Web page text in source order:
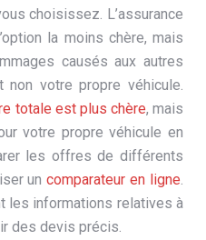
choisissez. L’assurance
la moins chère, mais
causés aux autres
votre propre véhicule.
totale est plus chère, mais
votre propre véhicule en
les offres de différents
uncomparateur en ligne.
les informations relatives à
des devis précis.